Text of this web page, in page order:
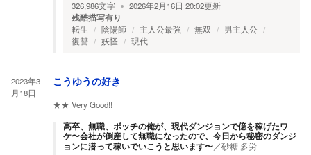
326,986文字 2026年2月16日 20:02更新
残酷描写有り
転生 陰陽師 主人公最強 無双
男主人公
復讐
妖怪 現代
2023年3
月18日
こうゆうの好き
★★ Very Good!!
高卒、無職、ボッチの俺が、現代ダンジョンで億を稼げたワ
ケ〜会社が倒産して無職になったので、今日から秘密のダンジ
ョンに潜って稼いでいこうと思います〜／砂糖 多労